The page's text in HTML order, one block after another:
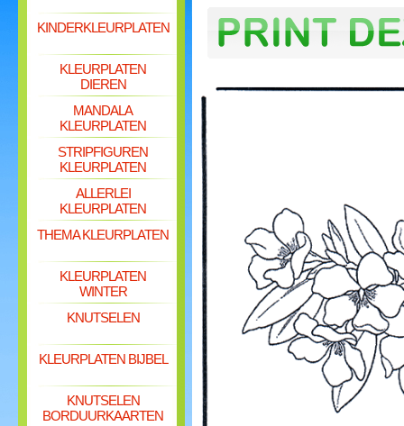
KINDERKLEURPLATEN
KLEURPLATEN
DIEREN
MANDALA
KLEURPLATEN
STRIPFIGUREN
KLEURPLATEN
ALLERLEI
KLEURPLATEN
THEMA KLEURPLATEN
KLEURPLATEN
WINTER
KNUTSELEN
KLEURPLATEN BIJBEL
KNUTSELEN
BORDUURKAARTEN